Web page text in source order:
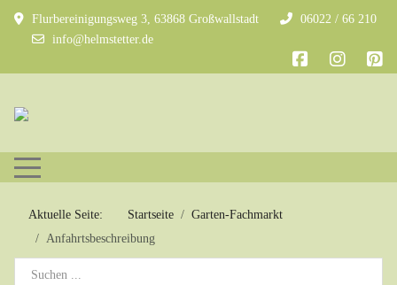
Flurbereinigungsweg 3, 63868 Großwallstadt
06022 / 66 210
info@helmstetter.de
Mobile Menu Toggle
Aktuelle Seite: Startseite
Garten-Fachmarkt
Anfahrtsbeschreibung